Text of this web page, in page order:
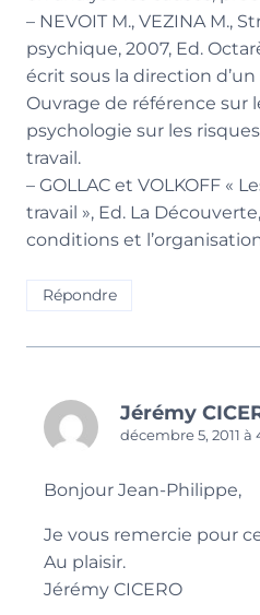
– NEVOIT M., VEZINA M.,
psychique, 2007, Ed.
écrit sous la direction
Ouvrage de référence sur
psychologie sur les
travail.
– GOLLAC et VOLKOFF «
travail », Ed. La
conditions et
Répondre
Jérémy
décembre 5, 2011 à
Bonjour Jean-Philippe,
Je vous remercie pour
Au plaisir.
Jérémy CICERO